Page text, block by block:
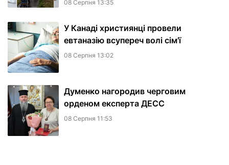
08 Серпня 13:35
У Канаді християнці провели
евтаназію всупереч волі сім'ї
08 Серпня 13:02
Думенко нагородив черговим
орденом експерта ДЕСС
08 Серпня 11:53